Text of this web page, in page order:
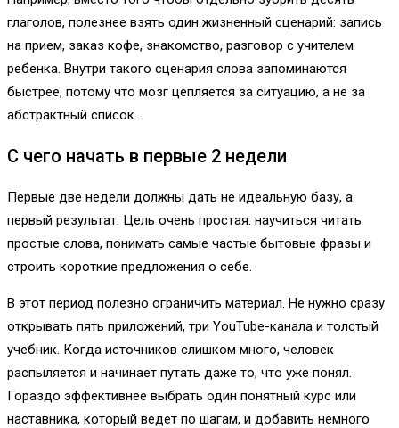
глаголов, полезнее взять один жизненный сценарий: запись
на прием, заказ кофе, знакомство, разговор с учителем
ребенка. Внутри такого сценария слова запоминаются
быстрее, потому что мозг цепляется за ситуацию, а не за
абстрактный список.
С чего начать в первые 2 недели
Первые две недели должны дать не идеальную базу, а
первый результат. Цель очень простая: научиться читать
простые слова, понимать самые частые бытовые фразы и
строить короткие предложения о себе.
В этот период полезно ограничить материал. Не нужно сразу
открывать пять приложений, три YouTube-канала и толстый
учебник. Когда источников слишком много, человек
распыляется и начинает путать даже то, что уже понял.
Гораздо эффективнее выбрать один понятный курс или
наставника, который ведет по шагам, и добавить немного